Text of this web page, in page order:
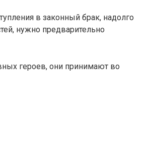
в законный брак, надолго
нужно предварительно
героев, они принимают во